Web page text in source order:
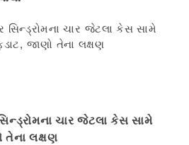
ચાર જેટલા કેસ સામે
તેના લક્ષણ